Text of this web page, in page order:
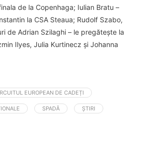
de la Copenhaga; Iulian Bratu –
la CSA Steaua; Rudolf Szabo,
de Adrian Szilaghi – le pregătește la
Ilyes, Julia Kurtinecz și Johanna
EUROPEAN DE CADEȚI
SPADĂ ȘTIRI